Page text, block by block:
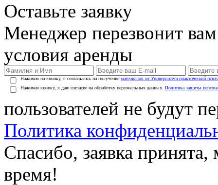
Оставьте заявку
Менеджер перезвонит
условия аренды
Нажимая на кнопку, я соглашаюсь на получение материалов от Университета практической
Нажимая кнопку, я даю согласие на обработку персональных данных. Политика защиты
пользователей не будут
Политика
Спасибо, заявка
время!